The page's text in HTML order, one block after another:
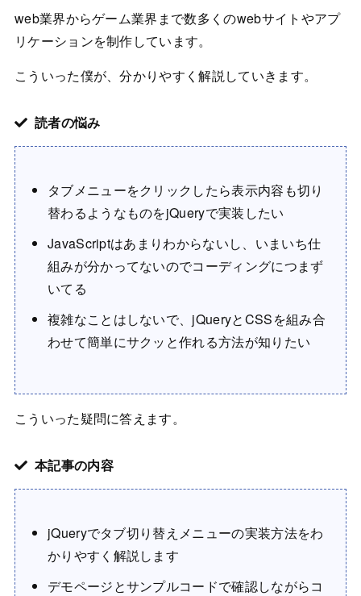
web業界からゲーム業界まで数多くのwebサイトやアプ
リケーションを制作しています。
こういった僕が、分かりやすく解説していきます。
読者の悩み
タブメニューをクリックしたら表示内容も切り
替わるようなものをjQueryで実装したい
JavaScriptはあまりわからないし、いまいち仕
組みが分かってないのでコーディングにつまず
いてる
複雑なことはしないで、jQueryとCSSを組み合
わせて簡単にサクッと作れる方法が知りたい
こういった疑問に答えます。
本記事の内容
jQueryでタブ切り替えメニューの実装方法をわ
かりやすく解説します
デモページとサンプルコードで確認しながらコ